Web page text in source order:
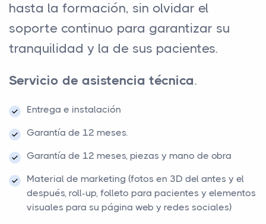
hasta la formación, sin olvidar el
soporte continuo para garantizar su
tranquilidad y la de sus pacientes.
Servicio de asistencia técnica.
Entrega e instalación
Garantía de 12 meses.
Garantía de 12 meses, piezas y mano de obra
Material de marketing (fotos en 3D del antes y el
después, roll-up, folleto para pacientes y elementos
visuales para su página web y redes sociales)